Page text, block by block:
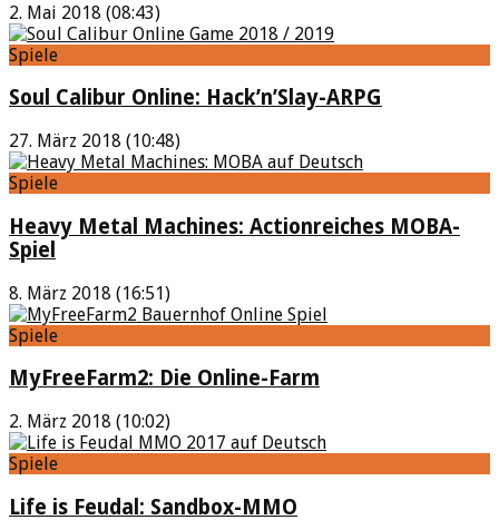
2. Mai 2018 (08:43)
Spiele
Soul Calibur Online: Hack’n’Slay-ARPG
27. März 2018 (10:48)
Spiele
Heavy Metal Machines: Actionreiches MOBA-
Spiel
8. März 2018 (16:51)
Spiele
MyFreeFarm2: Die Online-Farm
2. März 2018 (10:02)
Spiele
Life is Feudal: Sandbox-MMO